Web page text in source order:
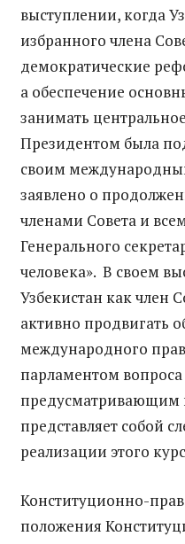
выступлении, когда
избранного члена
демократические
а обеспечение
занимать
Президентом была
своим
заявлено о
членами Совета и
Генерального
человека». В своем
Узбекистан как член
активно
международного
парламентом
предусматривающим
представляет собой
реализации этого
Конституционно-
положения